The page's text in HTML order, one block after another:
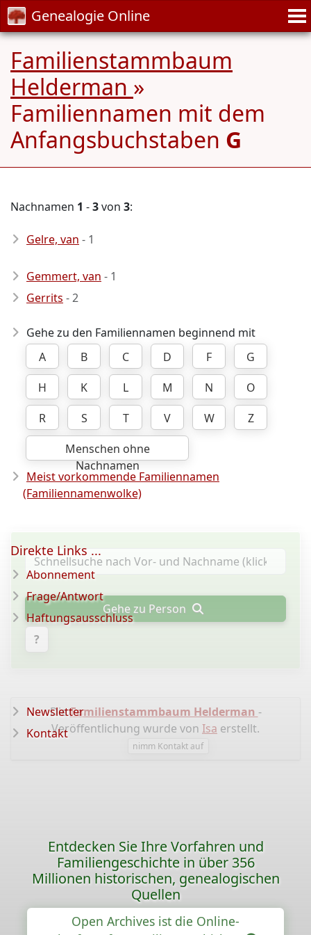
Genealogie Online
Familienstammbaum
Helderman »
Familiennamen mit dem
Anfangsbuchstaben G
Nachnamen 1 -3von 3:
Gelre, van - 1
Gemmert, van - 1
Gerrits - 2
Gehe zu den Familiennamen beginnend mit
A
B C D F
G
H
K L M N
O
R
S T V W
Z
Menschen ohne
Nachnamen
Meist vorkommende Familiennamen
(Familiennamenwolke)
Gehe zu Person
?
DieFamilienstammbaum Helderman -
Veröffentlichung wurde von Isa erstellt.
nimm Kontakt auf
Direkte Links ...
Abonnement
Frage/Antwort
Haftungsausschluss
Newsletter
Kontakt
Entdecken Sie Ihre Vorfahren und
Familiengeschichte in über 356
Millionen historischen, genealogischen
Quellen
Open Archives ist die Online-